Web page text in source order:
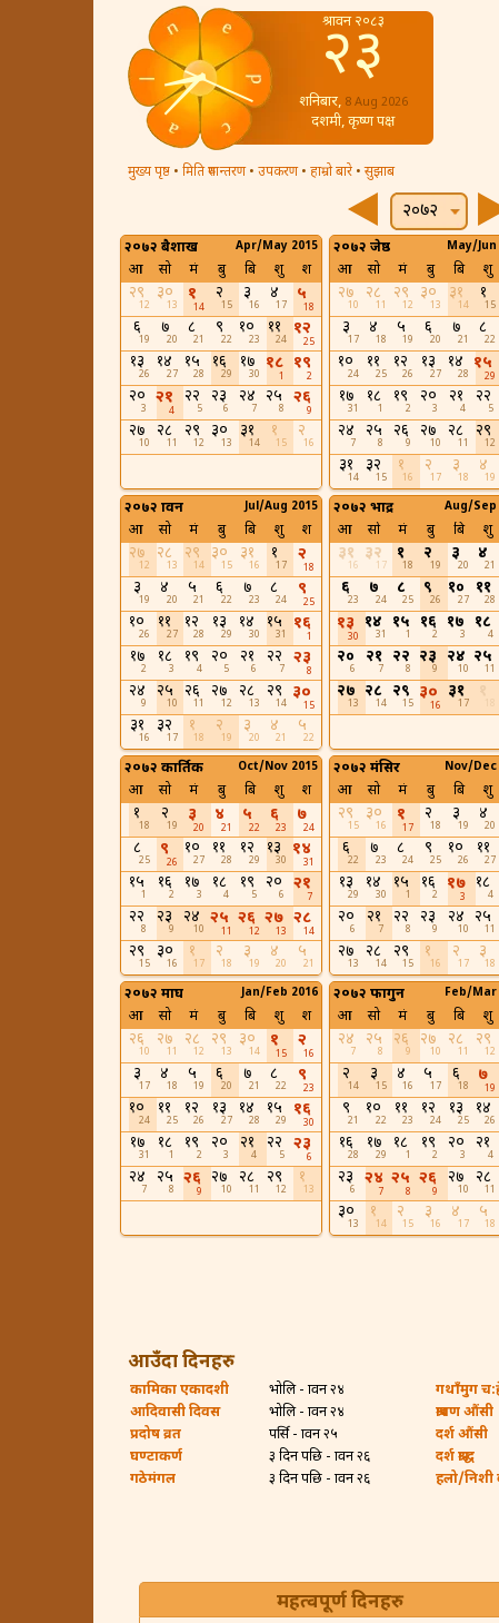
श्रावन २०८३
२३
शनिबार, 8 Aug 2026
दशमी, कृष्ण पक्ष
मुख्य पृष्ठ • मिति रुपान्तरण• उपकरण• हाम्रो बारे •सुझाब
२०७२
२०७२ बैशाख Apr/May 2015
आ सो मं बु बि शु श
२९
12
३०
13
१
14
२
15
३
16
४
17
५
18
६
19
७
20
८
21
९
22
१०
23
११
24
१२
25
१३
26
१४
27
१५
28
१६
29
१७
30
१८
1
१९
2
२०
3
२१
4
२२
5
२३
6
२४
7
२५
8
२६
9
२७
10
२८
11
२९
12
३०
13
३१
14
१
15
२
16
२०७२ जेष्ठ May/Jun
आ सो मं बु बि शु
२७
10
२८
11
२९
12
३०
13
३१
14
१
15
३
17
४
18
५
19
६
20
७
21
८
22
१०
24
११
25
१२
26
१३
27
१४
28
१५
29
१७
31
१८
1
१९
2
२०
3
२१
4
२२
5
२४
7
२५
8
२६
9
२७
10
२८
11
२९
12
३१
14
३२
15
१
16
२
17
३
18
४
19
२०७२ श्रावन Jul/Aug 2015
आ सो मं बु बि शु श
२७
12
२८
13
२९
14
३०
15
३१
16
१
17
२
18
३
19
४
20
५
21
६
22
७
23
८
24
९
25
१०
26
११
27
१२
28
१३
29
१४
30
१५
31
१६
1
१७
2
१८
3
१९
4
२०
5
२१
6
२२
7
२३
8
२४
9
२५
10
२६
11
२७
12
२८
13
२९
14
३०
15
३१
16
३२
17
१
18
२
19
३
20
४
21
५
22
२०७२ भाद्र Aug/Sep
आ सो मं बु बि शु
३१
16
३२
17
१
18
२
19
३
20
४
21
६
23
७
24
८
25
९
26
१०
27
११
28
१३
30
१४
31
१५
1
१६
2
१७
3
१८
4
२०
6
२१
7
२२
8
२३
9
२४
10
२५
11
२७
13
२८
14
२९
15
३०
16
३१
17
२०७२ कार्तिक Oct/Nov 2015
आ सो मं बु बि शु श
१
18
२
19
३
20
४
21
५
22
६
23
७
24
८
25
९
26
१०
27
११
28
१२
29
१३
30
१४
31
१५
1
१६
2
१७
3
१८
4
१९
5
२०
6
२१
7
२२
8
२३
9
२४
10
२५
11
२६
12
२७
13
२८
14
२९
15
३०
16
१
17
२
18
३
19
४
20
५
21
२०७२ मंसिर Nov/Dec
आ सो मं बु बि शु
२९
15
३०
16
१
17
२
18
३
19
४
20
६
22
७
23
८
24
९
25
१०
26
११
27
१३
29
१४
30
१५
1
१६
2
१७
3
१८
4
२०
6
२१
7
२२
8
२३
9
२४
10
२५
11
२७
13
२८
14
२९
15
१
16
२
17
३
18
२०७२ माघ Jan/Feb 2016
आ सो मं बु बि शु श
२६
10
२७
11
२८
12
२९
13
३०
14
१
15
२
16
३
17
४
18
५
19
६
20
७
21
८
22
९
23
१०
24
११
25
१२
26
१३
27
१४
28
१५
29
१६
30
१७
31
१८
1
१९
2
२०
3
२१
4
२२
5
२३
6
२४
7
२५
8
२६
9
२७
10
२८
11
२९
12
१
13
२०७२ फागुन Feb/Mar
आ सो मं बु बि शु
२४
7
२५
8
२६
9
२७
10
२८
11
२९
12
२
14
३
15
४
16
५
17
६
18
७
19
९
21
१०
22
११
23
१२
24
१३
25
१४
26
१६
28
१७
29
१८
1
१९
2
२०
3
२१
4
२३
6
२४
7
२५
8
२६
9
२७
10
२८
11
३०
13
१
14
२
15
३
16
४
17
५
18
आउँदा दिनहरु
कामिका एकादशी
भोलि - श्रावन २४
आदिवासी दिवस
भोलि - श्रावन २४
प्रदोष व्रत
पर्सि - श्रावन २५
घण्टाकर्ण
३ दिन पछि - श्रावन २६
गठेमंगल
३ दिन पछि - श्रावन २६
गथाँमुग
श्रावण औंसी
दर्श औंसी
दर्श श्राद्ध
हलो/निशी
महत्वपूर्ण दिनहरु